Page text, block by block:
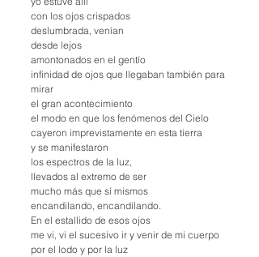
con los ojos crispados
deslumbrada, venían
desde lejos
amontonados en el gentío
infinidad de ojos que llegaban también para
mirar
el gran acontecimiento
el modo en que los fenómenos del Cielo
cayeron imprevistamente en esta tierra
y se manifestaron
los espectros de la luz,
llevados al extremo de ser
mucho más que sí mismos
encandilando, encandilando.
En el estallido de esos ojos
me vi, vi el sucesivo ir y venir de mi cuerpo
por el lodo y por la luz